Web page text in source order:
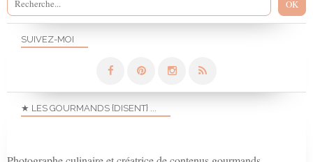
SUIVEZ-MOI
★ LES GOURMANDS {DISENT} ...